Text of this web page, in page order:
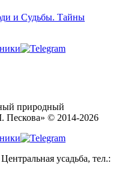
и Судьбы. Тайны
природный
Пескова» © 2014-2026
усадьба, тел.: